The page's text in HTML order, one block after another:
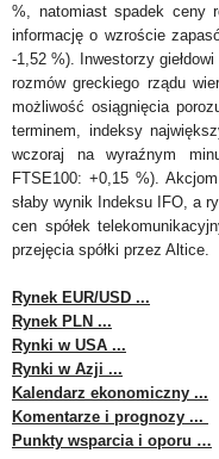
%, natomiast spadek ceny
informację o wzroście
-1,52 %). Inwestorzy
rozmów greckiego rządu
możliwość osiągnięcia
terminem, indeksy
wczoraj na wyraźnym
FTSE100: +0,15 %).
słaby wynik Indeksu IFO, a
cen spółek
przejęcia spółki przez Altice.
Rynek EUR/USD ...
Rynek PLN ...
Rynki w USA ...
Rynki w Azji ...
Kalendarz ekonomiczny ...
Komentarze i prognozy ...
Punkty wsparcia i oporu …